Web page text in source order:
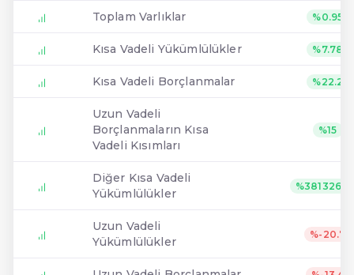
Toplam Varlıklar %0.95
Kısa Vadeli Yükümlülükler %7.78
Kısa Vadeli Borçlanmalar %22.2
Uzun Vadeli
Borçlanmaların Kısa
Vadeli Kısımları
%15
Diğer Kısa Vadeli
Yükümlülükler
Uzun Vadeli
Yükümlülükler
%-20.7